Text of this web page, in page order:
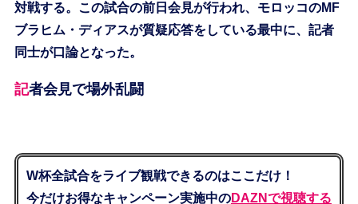
対戦する。この試合の前日会見が行われ、モロッコのMF
ブラヒム・ディアスが質疑応答をしている最中に、記者
同士が口論となった。
記者会見で場外乱闘
W杯全試合をライブ観戦できるのはここだけ！
今だけお得なキャンペーン実施中のDAZNで視聴する